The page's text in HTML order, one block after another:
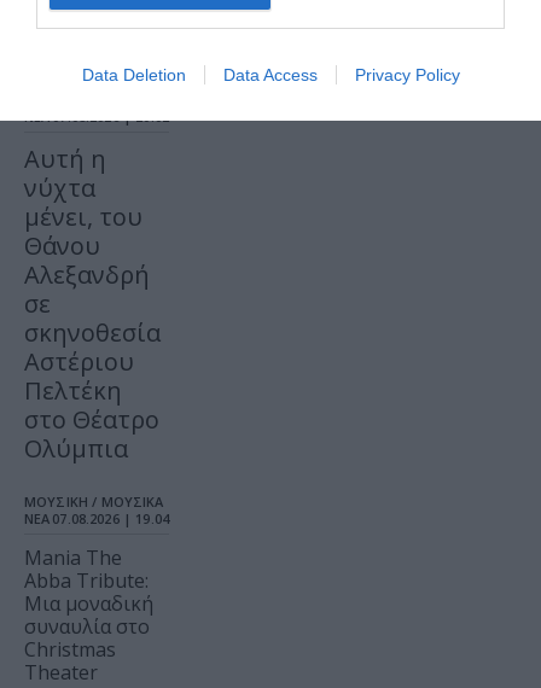
Data Deletion Data Access Privacy Policy
ΝΕΑ07.08.2026 | 20.02
Αυτή η
νύχτα
μένει, του
Θάνου
Αλεξανδρή
σε
σκηνοθεσία
Αστέριου
Πελτέκη
στο Θέατρο
Ολύμπια
ΜΟΥΣΙΚΗ / ΜΟΥΣΙΚΑ
ΝΕΑ 07.08.2026 | 19.04
Mania The
Abba Tribute:
Μια μοναδική
συναυλία στο
Christmas
Theater